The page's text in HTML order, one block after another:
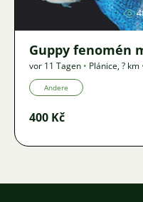
Guppy fenomén
vor 11 Tagen • Plánice,? km
Andere
400 Kč